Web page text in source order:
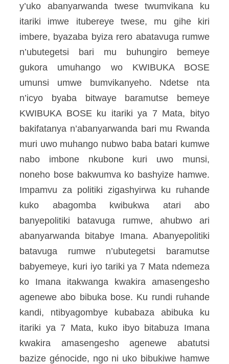
y’uko abanyarwanda twese twumvikana ku
itariki imwe itubereye twese, mu gihe kiri
imbere, byazaba byiza rero abatavuga rumwe
n’ubutegetsi bari mu buhungiro bemeye
gukora umuhango wo KWIBUKA BOSE
umunsi umwe bumvikanyeho. Ndetse nta
n’icyo byaba bitwaye baramutse bemeye
KWIBUKA BOSE ku itariki ya 7 Mata, bityo
bakifatanya n’abanyarwanda bari mu Rwanda
muri uwo muhango nubwo baba batari kumwe
nabo imbone nkubone kuri uwo munsi,
noneho bose bakwumva ko bashyize hamwe.
Impamvu za politiki zigashyirwa ku ruhande
kuko abagomba kwibukwa atari abo
banyepolitiki batavuga rumwe, ahubwo ari
abanyarwanda bitabye Imana. Abanyepolitiki
batavuga rumwe n’ubutegetsi baramutse
babyemeye, kuri iyo tariki ya 7 Mata ndemeza
ko Imana itakwanga kwakira amasengesho
agenewe abo bibuka bose. Ku rundi ruhande
kandi, ntibyagombye kubabaza abibuka ku
itariki ya 7 Mata, kuko ibyo bitabuza Imana
kwakira amasengesho agenewe abatutsi
bazize génocide, ngo ni uko bibukiwe hamwe